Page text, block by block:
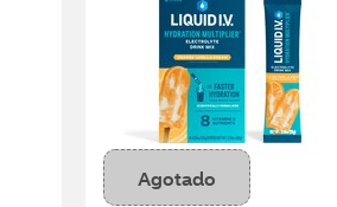
Agotado